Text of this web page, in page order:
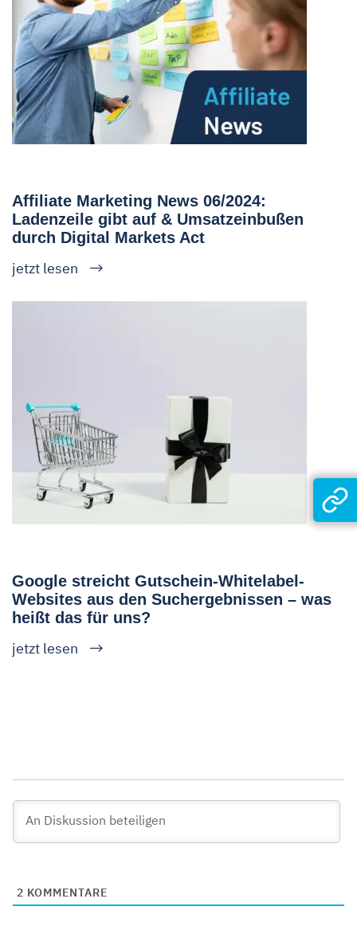
Affiliate Marketing News 06/2024:
Ladenzeile gibt auf & Umsatzeinbußen
durch Digital Markets Act
jetzt lesen
Google streicht Gutschein-Whitelabel-
Websites aus den Suchergebnissen – was
heißt das für uns?
jetzt lesen
2 KOMMENTARE